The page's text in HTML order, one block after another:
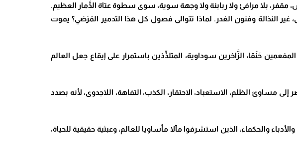
بلا مرافئ ولا ربابنة ولا وجهة سوية، سوى سطوة عتاة الدَّمار العظيم.
غير النذالة وفنون الغدر. لماذا تتوالى فصول كل هذا التدمير المَرَضي؟ يموت
حَنَقا، الزَّاخرين سوداوية، المتلذِّذين باستمرار على إيقاع جعل العالم
مساوئ الظلم، الاستعباد، الاحتقار، الكذب، التفاهة، اللاجدوى، لأنه بصدد
الذين استشرفوا مآلا مأساويا للعالم، وعبثية حقيقية للحياة،